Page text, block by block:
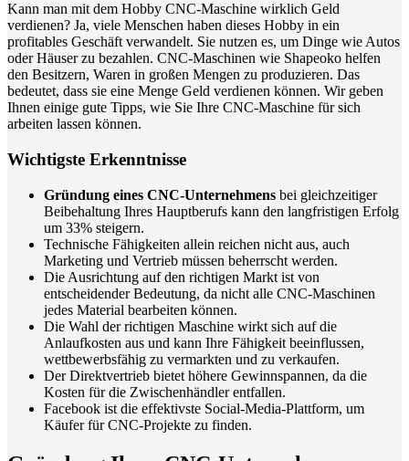
Kann man mit dem Hobby CNC-Maschine wirklich Geld
verdienen? Ja, viele Menschen haben dieses Hobby in ein
profitables Geschäft verwandelt. Sie nutzen es, um Dinge wie Autos
oder Häuser zu bezahlen. CNC-Maschinen wie Shapeoko helfen
den Besitzern, Waren in großen Mengen zu produzieren. Das
bedeutet, dass sie eine Menge Geld verdienen können. Wir geben
Ihnen einige gute Tipps, wie Sie Ihre CNC-Maschine für sich
arbeiten lassen können.
Wichtigste Erkenntnisse
Gründung eines CNC-Unternehmens bei gleichzeitiger
Beibehaltung Ihres Hauptberufs kann den langfristigen Erfolg
um 33% steigern.
Technische Fähigkeiten allein reichen nicht aus, auch
Marketing und Vertrieb müssen beherrscht werden.
Die Ausrichtung auf den richtigen Markt ist von
entscheidender Bedeutung, da nicht alle CNC-Maschinen
jedes Material bearbeiten können.
Die Wahl der richtigen Maschine wirkt sich auf die
Anlaufkosten aus und kann Ihre Fähigkeit beeinflussen,
wettbewerbsfähig zu vermarkten und zu verkaufen.
Der Direktvertrieb bietet höhere Gewinnspannen, da die
Kosten für die Zwischenhändler entfallen.
Facebook ist die effektivste Social-Media-Plattform, um
Käufer für CNC-Projekte zu finden.